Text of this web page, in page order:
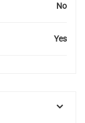
No
Yes